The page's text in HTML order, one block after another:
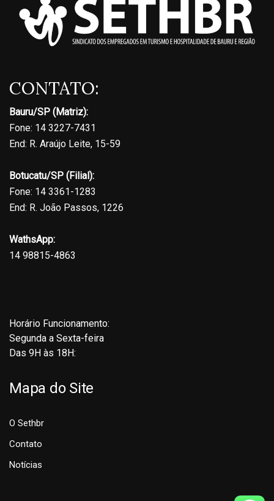
CONTATO:
Bauru/SP (Matriz):
Fone: 14 3227-7431
End: R. Araújo Leite, 15-59
Botucatu/SP (Filial):
Fone: 14 3361-1283
End: R. João Passos, 1226
WathsApp:
14 98815-4863
Horário Funcionamento:
Segunda a Sexta-feira
Das 9H às 18H:
Mapa do Site
O Sethbr
Contato
Notícias